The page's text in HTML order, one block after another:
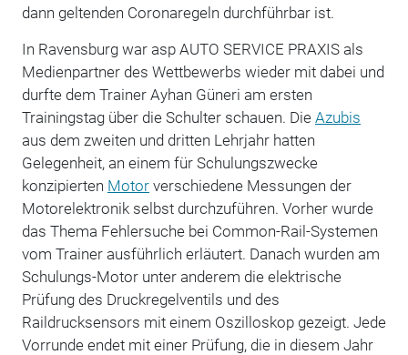
dann geltenden Coronaregeln durchführbar ist.
In Ravensburg war asp AUTO SERVICE PRAXIS als
Medienpartner des Wettbewerbs wieder mit dabei und
durfte dem Trainer Ayhan Güneri am ersten
Trainingstag über die Schulter schauen. Die Azubis
aus dem zweiten und dritten Lehrjahr hatten
Gelegenheit, an einem für Schulungszwecke
konzipierten Motorverschiedene Messungen der
Motorelektronik selbst durchzuführen. Vorher wurde
das Thema Fehlersuche bei Common-Rail-Systemen
vom Trainer ausführlich erläutert. Danach wurden am
Schulungs-Motor unter anderem die elektrische
Prüfung des Druckregelventils und des
Raildrucksensors mit einem Oszilloskop gezeigt. Jede
Vorrunde endet mit einer Prüfung, die in diesem Jahr